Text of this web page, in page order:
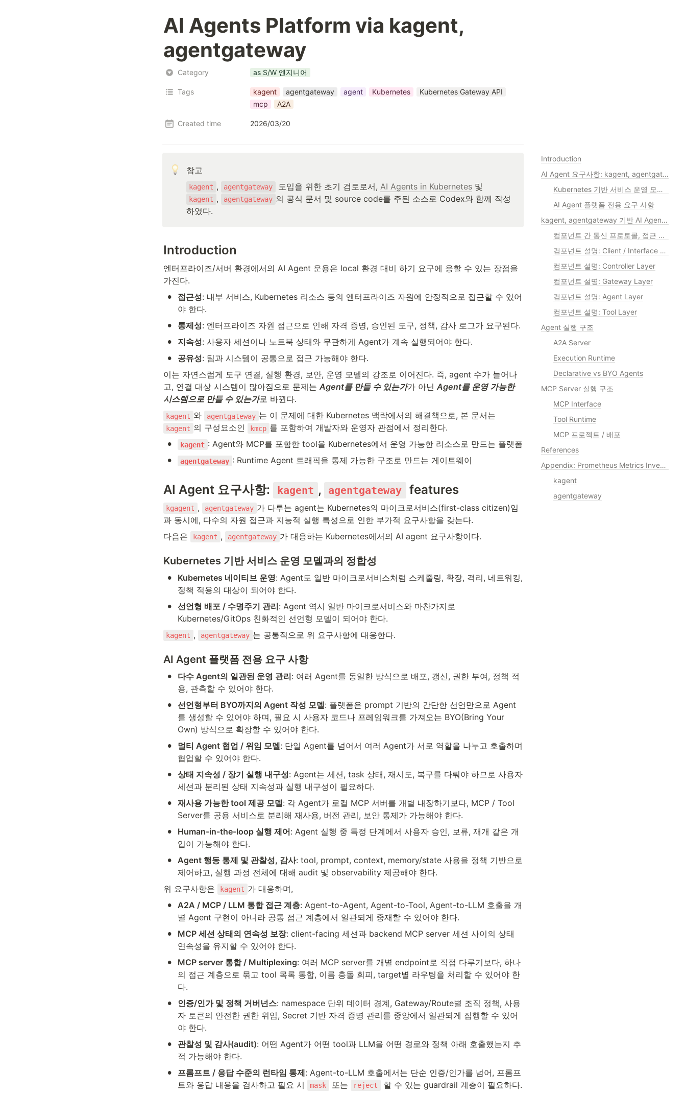
AI Agents Platform via kagent,
agentgateway
Category as S/W 엔지니어
Tags kagent agentgateway agent Kubernetes
Kubernetes Gateway API
mcp
A2A
Created time 2026/03/20
Introduction
AI Agent 요구사항: kagent, agentgateway features
Kubernetes 기반 서비스 운영 모델과의 정합성
AI Agent 플랫폼 전용 요구 사항
kagent, agentgateway 기반 AI Agent 플랫폼 Architecture
컴포넌트 간 통신 프로토콜, 접근 방식
컴포넌트 설명: Client / Interface Layer
컴포넌트 설명: Controller Layer
컴포넌트 설명: Gateway Layer
컴포넌트 설명: Agent Layer
컴포넌트 설명: Tool Layer
Agent 실행 구조
A2A Server
Execution Runtime
Declarative vs BYO Agents
MCP Server 실행 구조
MCP Interface
Tool Runtime
MCP 프로젝트 / 배포
References
Appendix: Prometheus Metrics Inventory
kagent
agentgateway
참고
kagent , agentgateway 도입을 위한 초기 검토로서, AI Agents in Kubernetes
kagent , agentgateway 의 공식 문서 및 source code를 주된 소스로 Codex와 함께 작성
하였다.
Introduction
엔터프라이즈/서버 환경에서의 AI Agent 운용은 local 환경 대비 하기 요구에 응할 수 있는 장점을
가진다.
• 접근성: 내부 서비스, Kubernetes 리소스 등의 엔터프라이즈 자원에 안정적으로 접근할 수 있어
야 한다.
• 통제성: 엔터프라이즈 자원 접근으로 인해 자격 증명, 승인된 도구, 정책, 감사 로그가 요구된다.
• 지속성: 사용자 세션이나 노트북 상태와 무관하게 Agent가 계속 실행되어야 한다.
• 공유성: 팀과 시스템이 공통으로 접근 가능해야 한다.
이는 자연스럽게 도구 연결, 실행 환경, 보안, 운영 모델의 강조로 이어진다. 즉, agent 수가 늘어나
고, 연결 대상 시스템이 많아짐으로 문제는 Agent를 만들 수 있는가가 아닌 Agent를 운영 가능한
시스템으로 만들 수 있는가로 바뀐다.
kagent 와 agentgateway
kagent 의 구성요소인 kmcp 를 포함하여 개발자와 운영자 관점에서 정리한다.
• kagent : Agent와 MCP를 포함한 tool을 Kubernetes에서 운영 가능한 리소스로 만드는 플랫폼
• agentgateway : Runtime Agent 트래픽을 통제 가능한 구조로 만드는 게이트웨이
AI Agent 요구사항: kagent , agentgateway features
kgagent , agentgateway 가 다루는 agent는 Kubernetes의 마이크로서비스(first-class citizen)임
과 동시에, 다수의 자원 접근과 지능적 실행 특성으로 인한 부가적 요구사항을 갖는다.
다음은
kagent , agentgateway 가 대응하는 Kubernetes에서의 AI agent 요구사항이다.
Kubernetes 기반 서비스 운영 모델과의 정합성
• Kubernetes 네이티브 운영: Agent도 일반 마이크로서비스처럼 스케줄링, 확장, 격리, 네트워킹,
정책 적용의 대상이 되어야 한다.
• 선언형 배포 / 수명주기 관리: Agent 역시 일반 마이크로서비스와 마찬가지로
Kubernetes/GitOps 친화적인 선언형 모델이 되어야 한다.
kagent , agentgateway 는 공통적으로 위 요구사항에 대응한다.
AI Agent 플랫폼 전용 요구 사항
• 다수 Agent의 일관된 운영 관리: 여러 Agent를 동일한 방식으로 배포, 갱신, 권한 부여, 정책 적
용, 관측할 수 있어야 한다.
• 선언형부터 BYO까지의 Agent 작성 모델: 플랫폼은 prompt 기반의 간단한 선언만으로 Agent
를 생성할 수 있어야 하며, 필요 시 사용자 코드나 프레임워크를 가져오는 BYO(Bring Your
Own) 방식으로 확장할 수 있어야 한다.
• 멀티 Agent 협업 / 위임 모델: 단일 Agent를 넘어서 여러 Agent가 서로 역할을 나누고 호출하며
협업할 수 있어야 한다.
• 상태 지속성 / 장기 실행 내구성: Agent는 세션, task 상태, 재시도, 복구를 다뤄야 하므로 사용자
세션과 분리된 상태 지속성과 실행 내구성이 필요하다.
• 재사용 가능한 tool 제공 모델: 각 Agent가 로컬 MCP 서버를 개별 내장하기보다, MCP / Tool
Server를 공용 서비스로 분리해 재사용, 버전 관리, 보안 통제가 가능해야 한다.
• Human-in-the-loop 실행 제어: Agent 실행 중 특정 단계에서 사용자 승인, 보류, 재개 같은 개
입이 가능해야 한다.
• Agent 행동 통제 및 관찰성, 감사: tool, prompt, context, memory/state 사용을 정책 기반으로
제어하고, 실행 과정 전체에 대해 audit 및 observability 제공해야 한다.
위 요구사항은
kagent 가 대응하며,
• A2A / MCP / LLM 통합 접근 계층: Agent-to-Agent, Agent-to-Tool, Agent-to-LLM 호출을 개
별 Agent 구현이 아니라 공통 접근 계층에서 일관되게 중재할 수 있어야 한다.
• MCP 세션 상태의 연속성 보장: client-facing 세션과 backend MCP server 세션 사이의 상태
연속성을 유지할 수 있어야 한다.
• MCP server 통합 / Multiplexing: 여러 MCP server를 개별 endpoint로 직접 다루기보다, 하나
의 접근 계층으로 묶고 tool 목록 통합, 이름 충돌 회피, target별 라우팅을 처리할 수 있어야 한
다.
• 인증/인가 및 정책 거버넌스: namespace 단위 데이터 경계, Gateway/Route별 조직 정책, 사용
자 토큰의 안전한 권한 위임, Secret 기반 자격 증명 관리를 중앙에서 일관되게 집행할 수 있어
야 한다.
• 관찰성 및 감사(audit): 어떤 Agent가 어떤 tool과 LLM을 어떤 경로와 정책 아래 호출했는지 추
적 가능해야 한다.
• 프롬프트 / 응답 수준의 런타임 통제: Agent-to-LLM 호출에서는 단순 인증/인가를 넘어, 프롬프
트와 응답 내용을 검사하고 필요 시
mask 또는 reject 할 수 있는 guardrail 계층이 필요하다.